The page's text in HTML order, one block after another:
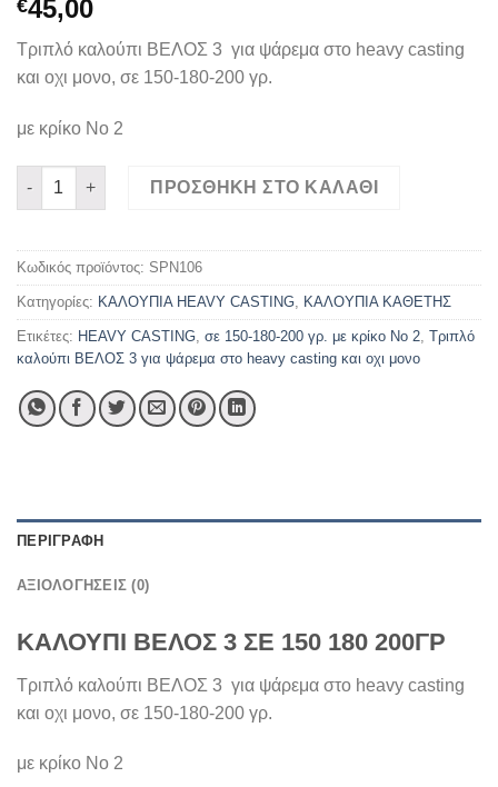
€45,00
Τριπλό καλούπι ΒΕΛΟΣ 3 για ψάρεμα στο heavy casting
και οχι μονο, σε 150-180-200 γρ.
με κρίκο Νο 2
ΒΕΛΟΣ 3 ΣΕ 150 180 200ΓΡ ποσότητα
ΠΡΟΣΘΉΚΗ ΣΤΟ ΚΑΛΆΘΙ
Κωδικός προϊόντος: SPN106
Κατηγορίες: ΚΑΛΟΥΠΙΑ HEAVY CASTING, ΚΑΛΟΥΠΙΑ ΚΑΘΕΤΗΣ
Ετικέτες: HEAVY CASTING, σε 150-180-200 γρ. με κρίκο Νο 2, Τριπλό
καλούπι ΒΕΛΟΣ 3 για ψάρεμα στο heavy casting και οχι μονο
ΠΕΡΙΓΡΑΦΉ
ΑΞΙΟΛΟΓΉΣΕΙΣ (0)
ΚΑΛΟΥΠΙ ΒΕΛΟΣ 3 ΣΕ 150 180 200ΓΡ
Τριπλό καλούπι ΒΕΛΟΣ 3 για ψάρεμα στο heavy casting
και οχι μονο, σε 150-180-200 γρ.
με κρίκο Νο 2